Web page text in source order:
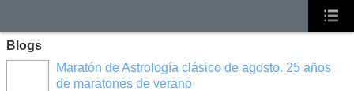
Blogs
Maratón de Astrología clásico de agosto. 25 años
de maratones de verano